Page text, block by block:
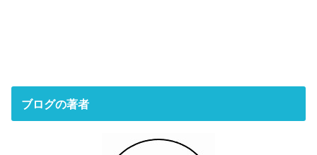
ブログの著者